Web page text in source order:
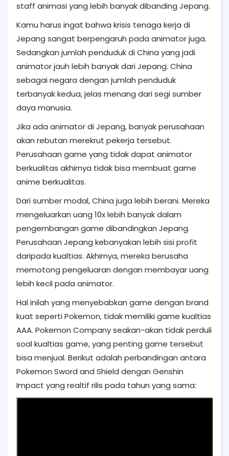
staff animasi yang lebih banyak dibanding Jepang.
Kamu harus ingat bahwa krisis tenaga kerja di
Jepang sangat berpengaruh pada animator juga.
Sedangkan jumlah penduduk di China yang jadi
animator jauh lebih banyak dari Jepang. China
sebagai negara dengan jumlah penduduk
terbanyak kedua, jelas menang dari segi sumber
daya manusia.
Jika ada animator di Jepang, banyak perusahaan
akan rebutan merekrut pekerja tersebut.
Perusahaan game yang tidak dapat animator
berkualitas akhirnya tidak bisa membuat game
anime berkualitas.
Dari sumber modal, China juga lebih berani. Mereka
mengeluarkan uang 10x lebih banyak dalam
pengembangan game dibandingkan Jepang.
Perusahaan Jepang kebanyakan lebih sisi profit
daripada kualtias. Akhirnya, mereka berusaha
memotong pengeluaran dengan membayar uang
lebih kecil pada animator.
Hal inilah yang menyebabkan game dengan brand
kuat seperti Pokemon, tidak memiliki game kualtias
AAA. Pokemon Company seakan-akan tidak perduli
soal kualtias game, yang penting game tersebut
bisa menjual. Berikut adalah perbandingan antara
Pokemon Sword and Shield dengan Genshin
Impact yang realtif rilis pada tahun yang sama: